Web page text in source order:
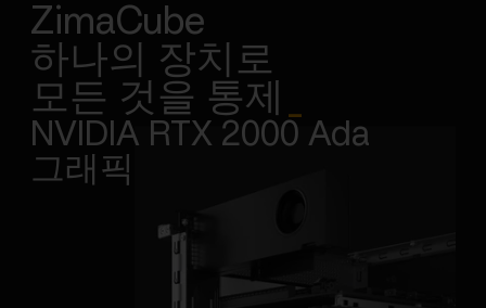
ZimaCube
하나의 장치로
모든 것을 통제
NVIDIA RTX 2000 Ada
그래픽